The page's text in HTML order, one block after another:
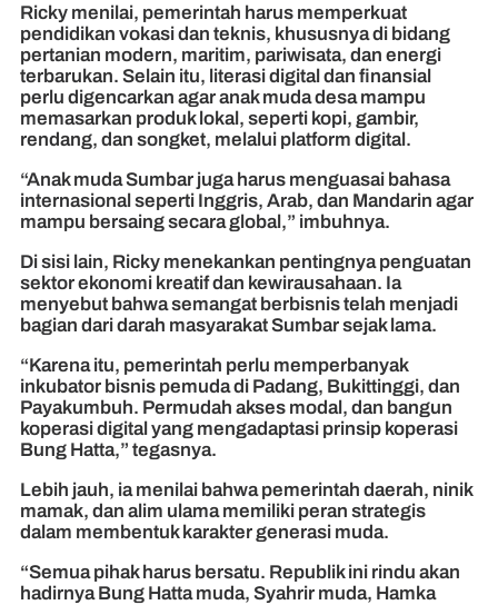
Ricky menilai, pemerintah harus memperkuat
pendidikan vokasi dan teknis, khususnya di bidang
pertanian modern, maritim, pariwisata, dan energi
terbarukan. Selain itu, literasi digital dan finansial
perlu digencarkan agar anak muda desa mampu
memasarkan produk lokal, seperti kopi, gambir,
rendang, dan songket, melalui platform digital.
“Anak muda Sumbar juga harus menguasai bahasa
internasional seperti Inggris, Arab, dan Mandarin agar
mampu bersaing secara global,” imbuhnya.
Di sisi lain, Ricky menekankan pentingnya penguatan
sektor ekonomi kreatif dan kewirausahaan. Ia
menyebut bahwa semangat berbisnis telah menjadi
bagian dari darah masyarakat Sumbar sejak lama.
“Karena itu, pemerintah perlu memperbanyak
inkubator bisnis pemuda di Padang, Bukittinggi, dan
Payakumbuh. Permudah akses modal, dan bangun
koperasi digital yang mengadaptasi prinsip koperasi
Bung Hatta,” tegasnya.
Lebih jauh, ia menilai bahwa pemerintah daerah, ninik
mamak, dan alim ulama memiliki peran strategis
dalam membentuk karakter generasi muda.
“Semua pihak harus bersatu. Republik ini rindu akan
hadirnya Bung Hatta muda, Syahrir muda, Hamka